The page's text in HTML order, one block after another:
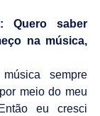
Quero saber
na música,
sempre
meio do meu
eu cresci